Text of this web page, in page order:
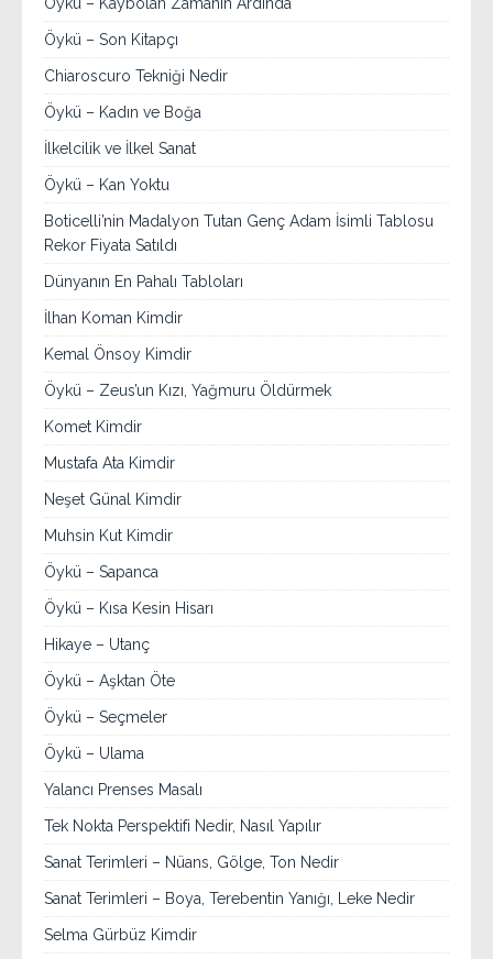
Öykü – Son Kitapçı
Chiaroscuro Tekniği Nedir
Öykü – Kadın ve Boğa
İlkelcilik ve İlkel Sanat
Öykü – Kan Yoktu
Boticelli’nin Madalyon Tutan Genç Adam İsimli Tablosu
Rekor Fiyata Satıldı
Dünyanın En Pahalı Tabloları
İlhan Koman Kimdir
Kemal Önsoy Kimdir
Öykü – Zeus’un Kızı, Yağmuru Öldürmek
Komet Kimdir
Mustafa Ata Kimdir
Neşet Günal Kimdir
Muhsin Kut Kimdir
Öykü – Sapanca
Öykü – Kısa Kesin Hisarı
Hikaye – Utanç
Öykü – Aşktan Öte
Öykü – Seçmeler
Öykü – Ulama
Yalancı Prenses Masalı
Tek Nokta Perspektifi Nedir, Nasıl Yapılır
Sanat Terimleri – Nüans, Gölge, Ton Nedir
Sanat Terimleri – Boya, Terebentin Yanığı, Leke Nedir
Selma Gürbüz Kimdir